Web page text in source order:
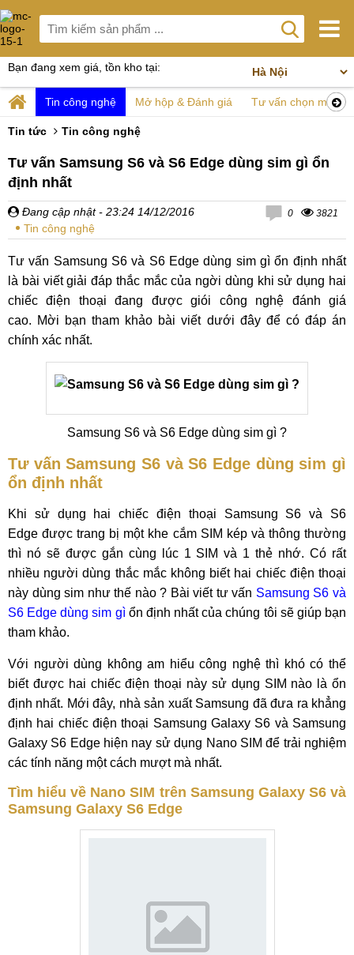
Bạn đang xem giá, tồn kho tại:
Tin công nghệ Mở hộp & Đánh giá Tư vấn chọn mua
Tin tức Tin công nghệ
Tư vấn Samsung S6 và S6 Edge dùng sim gì ổn
định nhất
Đang cập nhật - 23:24 14/12/2016
Tin công nghệ
0 3821
Tư vấn Samsung S6 và S6 Edge dùng sim gì ổn định nhất
là bài viết giải đáp thắc mắc của ngời dùng khi sử dụng hai
chiếc điện thoại đang được giói công nghệ đánh giá
cao. Mời bạn tham khảo bài viết dưới đây để có đáp án
chính xác nhất.
Samsung S6 và S6 Edge dùng sim gì ?
Tư vấn Samsung S6 và S6 Edge dùng sim gì
ổn định nhất
Khi sử dụng hai chiếc điện thoại Samsung S6 và S6
Edge được trang bị một khe cắm SIM kép và thông thường
thì nó sẽ được gắn cùng lúc 1 SIM và 1 thẻ nhớ. Có rất
nhiều người dùng thắc mắc không biết hai chiếc điện thoại
này dùng sim như thế nào ? Bài viết tư vấn Samsung S6 và
S6 Edge dùng sim gìổn định nhất của chúng tôi sẽ giúp bạn
tham khảo.
Với người dùng không am hiểu công nghệ thì khó có thể
biết được hai chiếc điện thoại này sử dụng SIM nào là ổn
định nhất. Mới đây, nhà sản xuất Samsung đã đưa ra khẳng
định hai chiếc điện thoại Samsung Galaxy S6 và Samsung
Galaxy S6 Edge hiện nay sử dụng Nano SIM để trải nghiệm
các tính năng một cách mượt mà nhất.
Tìm hiểu về Nano SIM trên Samsung Galaxy S6 và
Samsung Galaxy S6 Edge